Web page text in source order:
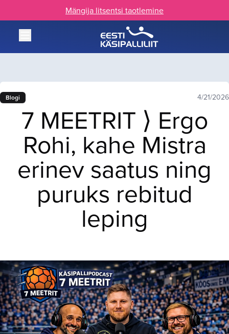
Mängija litsentsi taotlemine
Blogi 4/21/2026
7 MEETRIT ⟩ Ergo
Rohi, kahe Mistra
erinev saatus ning
puruks rebitud
leping